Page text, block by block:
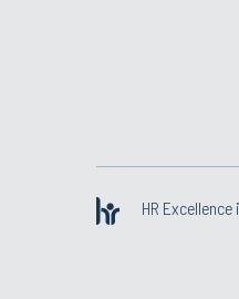
HR Excellence